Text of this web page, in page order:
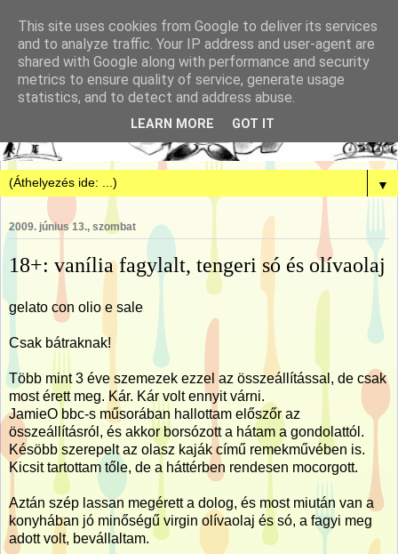
▼
2009. június 13., szombat
18+: vanília fagylalt, tengeri só és olívaolaj
gelato con olio e sale
Csak bátraknak!
Több mint 3 éve szemezek ezzel az összeállítással, de csak
most érett meg. Kár. Kár volt ennyit várni.
JamieO bbc-s műsorában hallottam előszőr az
összeállításról, és akkor borsózott a hátam a gondolattól.
Késöbb szerepelt az olasz kaják című remekművében is.
Kicsit tartottam tőle, de a háttérben rendesen mocorgott.
Aztán szép lassan megérett a dolog, és most miután van a
konyhában jó minőségű virgin olívaolaj és só, a fagyi meg
adott volt, bevállaltam.
This site uses cookies from Google to deliver its services
and to analyze traffic. Your IP address and user-agent are
shared with Google along with performance and security
metrics to ensure quality of service, generate usage
statistics, and to detect and address abuse.
LEARN MORE GOT IT